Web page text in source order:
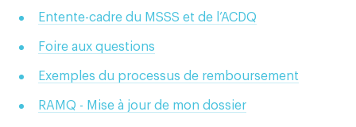
Entente-cadre du MSSS et de l’ACDQ
Foire aux questions
Exemples du processus de remboursement
RAMQ - Mise à jour de mon dossier